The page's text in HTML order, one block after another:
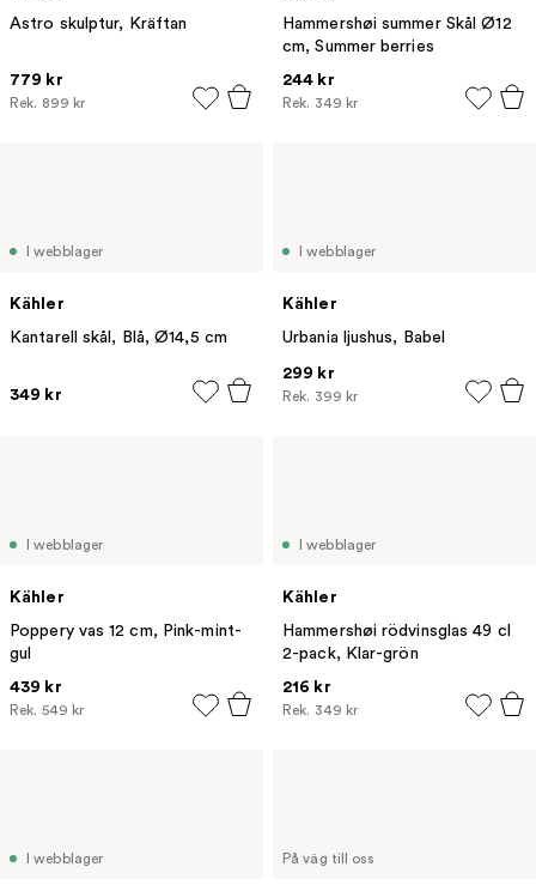
Astro skulptur, Kräftan
779 kr
Rek. 899 kr
Hammershøi summer Skål Ø12
cm, Summer berries
244 kr
Rek. 349 kr
I webblager
Kähler
Kantarell skål, Blå, Ø14,5 cm
349 kr
I webblager
Kähler
Urbania ljushus, Babel
299 kr
Rek. 399 kr
I webblager
Kähler
Poppery vas 12 cm, Pink-mint-
gul
439 kr
Rek. 549 kr
I webblager
Kähler
Hammershøi rödvinsglas 49 cl
2-pack, Klar-grön
216 kr
Rek. 349 kr
I webblager På väg till oss